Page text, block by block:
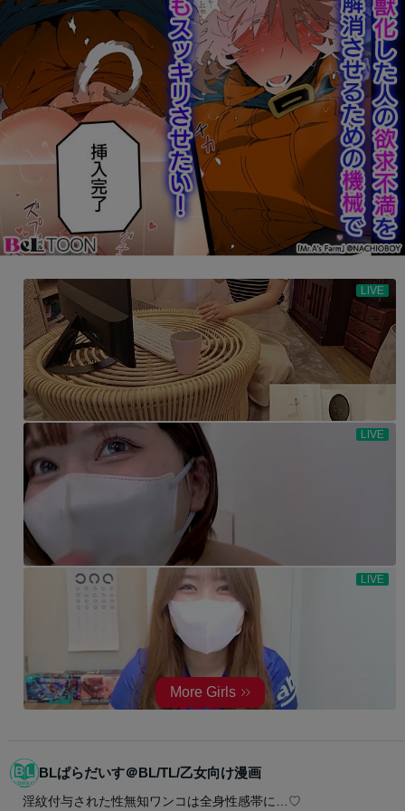
BLぱらだいす＠BL/TL/乙女向け漫画
淫紋付与された性無知ワンコは全身性感帯に…♡